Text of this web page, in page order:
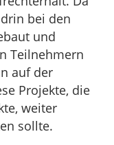
bei den
und
Teilnehmern
auf der
Projekte, die
weiter
sollte.